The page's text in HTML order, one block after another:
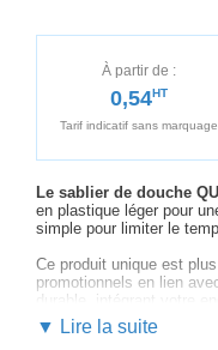
À partir de :
0,54HT
Tarif indicatif sans marquage
Le sablier de douche
en plastique léger pour
simple pour limiter le
Ce produit unique est
promotionnels en lien
durable, intégrant votre
En optant pour la
▼ Lire la suite